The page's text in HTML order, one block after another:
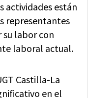
actividades están
representantes
su labor con
laboral actual.
Castilla-La
en el